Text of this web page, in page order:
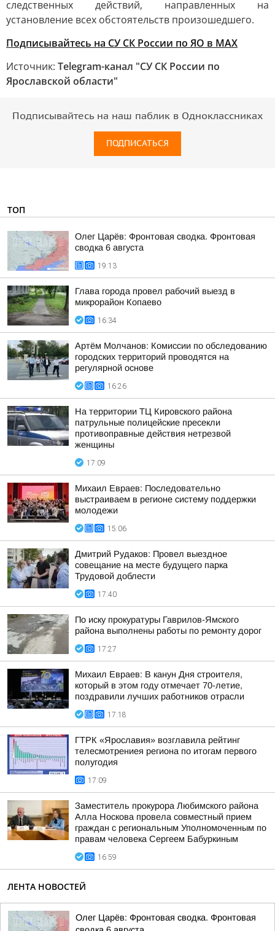
следственных действий, направленных на
установление всех обстоятельств произошедшего.
Подписывайтесь на СУ СК России по ЯО в MAX
Источник: Telegram-канал "СУ СК России по
Ярославской области"
Подписывайтесь на наш паблик в Одноклассниках
ПОДПИСАТЬСЯ
ТОП
Олег Царёв: Фронтовая сводка. Фронтовая
сводка 6 августа
19:13
Глава города провел рабочий выезд в
микрорайон Копаево
16:34
Артём Молчанов: Комиссии по обследованию
городских территорий проводятся на
регулярной основе
16:26
На территории ТЦ Кировского района
патрульные полицейские пресекли
противоправные действия нетрезвой
женщины
17:09
Михаил Евраев: Последовательно
выстраиваем в регионе систему поддержки
молодежи
15:06
Дмитрий Рудаков: Провел выездное
совещание на месте будущего парка
Трудовой доблести
17:40
По иску прокуратуры Гаврилов-Ямского
района выполнены работы по ремонту дорог
17:27
Михаил Евраев: В канун Дня строителя,
который в этом году отмечает 70-летие,
поздравили лучших работников отрасли
17:18
ГТРК «Ярославия» возглавила рейтинг
телесмотрениея региона по итогам первого
полугодия
17:09
Заместитель прокурора Любимского района
Алла Носкова провела совместный прием
граждан с региональным Уполномоченным по
правам человека Сергеем Бабуркиным
16:59
ЛЕНТА НОВОСТЕЙ
Олег Царёв: Фронтовая сводка. Фронтовая